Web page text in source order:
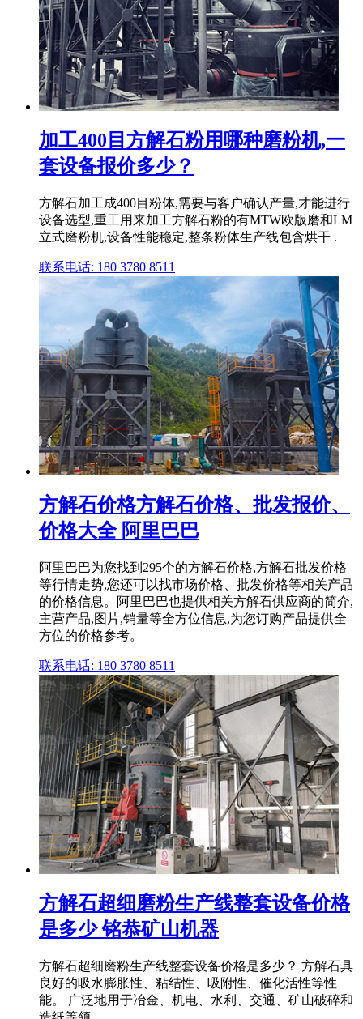
加工400目方解石粉用哪种磨粉机,一
套设备报价多少？
方解石加工成400目粉体,需要与客户确认产量,才能进行
设备选型,重工用来加工方解石粉的有MTW欧版磨和LM
立式磨粉机,设备性能稳定,整条粉体生产线包含烘干 .
联系电话: 180 3780 8511
方解石价格方解石价格、批发报价、
价格大全 阿里巴巴
阿里巴巴为您找到295个的方解石价格,方解石批发价格
等行情走势,您还可以找市场价格、批发价格等相关产品
的价格信息。阿里巴巴也提供相关方解石供应商的简介,
主营产品,图片,销量等全方位信息,为您订购产品提供全
方位的价格参考。
联系电话: 180 3780 8511
方解石超细磨粉生产线整套设备价格
是多少 铭恭矿山机器
方解石超细磨粉生产线整套设备价格是多少？ 方解石具
良好的吸水膨胀性、粘结性、吸附性、催化活性等性
能。 广泛地用于冶金、机电、水利、交通、矿山破碎和